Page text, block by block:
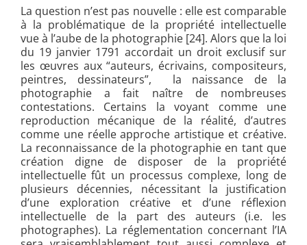
La question n’est pas nouvelle : elle est comparable
à la problématique de la propriété intellectuelle
vue à l’aube de la photographie [24]. Alors que la loi
du 19 janvier 1791 accordait un droit exclusif sur
les œuvres aux “auteurs, écrivains, compositeurs,
peintres, dessinateurs”, la naissance de la
photographie a fait naître de nombreuses
contestations. Certains la voyant comme une
reproduction mécanique de la réalité, d’autres
comme une réelle approche artistique et créative.
La reconnaissance de la photographie en tant que
création digne de disposer de la propriété
intellectuelle fût un processus complexe, long de
plusieurs décennies, nécessitant la justification
d’une exploration créative et d’une réflexion
intellectuelle de la part des auteurs (i.e. les
photographes). La réglementation concernant l’IA